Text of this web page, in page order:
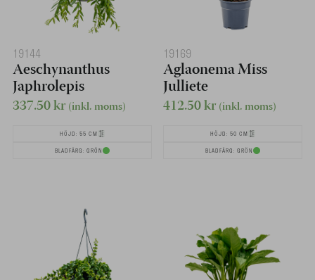
19144
Aeschynanthus
Japhrolepis
337.50kr(inkl. moms)
HÖJD: 55 CM
BLADFÄRG: GRÖN
19169
Aglaonema Miss
Julliete
412.50kr(inkl. moms)
HÖJD: 50 CM
BLADFÄRG: GRÖN